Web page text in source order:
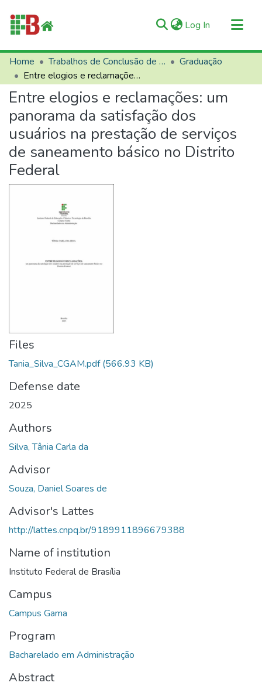
Log In (current)
Communities & Collections
All of RIIFB
Manuals and Terms
Statistics
About RIIFB
Help
Contacts
Home Trabalhos de Conclusão de Curso (TCCs)
Graduação
Entre elogios e reclamações: um panorama da satisfação dos usuários na prestação de serviços de saneamento básico no Distrito Federal
Entre elogios e reclamações: um
panorama da satisfação dos
usuários na prestação de serviços
de saneamento básico no Distrito
Federal
Files
Tania_Silva_CGAM.pdf(566.93 KB)
Defense date
2025
Authors
Silva, Tânia Carla da
Advisor
Souza, Daniel Soares de
Advisor's Lattes
http://lattes.cnpq.br/9189911896679388
Name of institution
Instituto Federal de Brasília
Campus
Campus Gama
Program
Bacharelado em Administração
Abstract